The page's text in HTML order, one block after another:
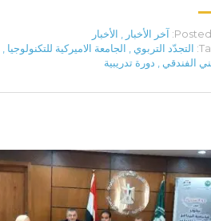
Posted آخر الأخبار
الأخبار
التجدّد التربوي الجامعة الاميركية للتكنولوجيا
الفندقي
دورة تدريبية